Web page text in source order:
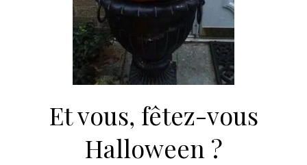
Et vous, fêtez-vous
Halloween ?